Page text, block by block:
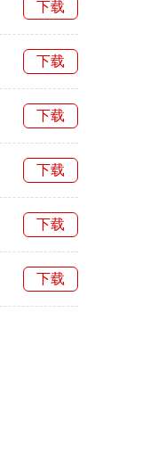
下载
下载
下载
下载
下载
下载